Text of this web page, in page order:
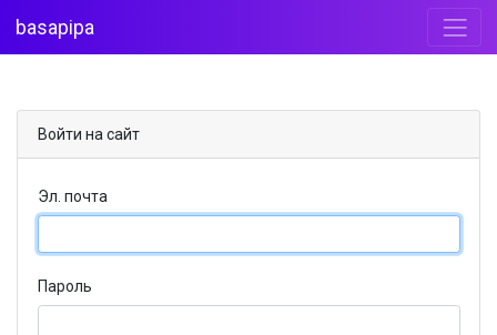
basapipa
Войти на сайт
Эл. почта
Пароль